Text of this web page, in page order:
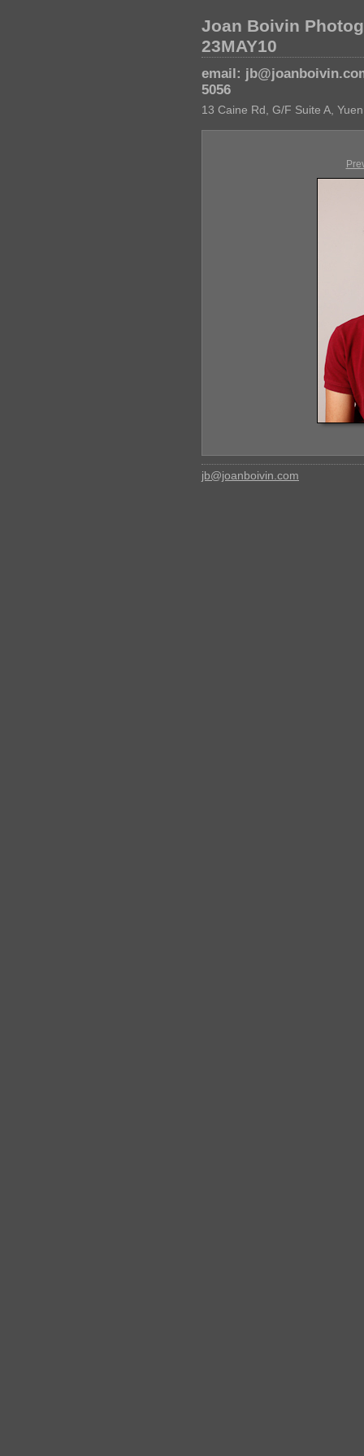
Joan Boivin
23MAY10
email:
5056
13 Caine Rd, G/F Suite A,
jb@joanboivin.com